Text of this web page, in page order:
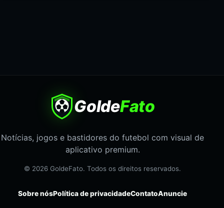
GoldeFato
Notícias, jogos e bastidores do futebol com visual de
aplicativo premium.
© 2026 GoldeFato. Todos os direitos reservados.
Sobre nósPolítica de privacidadeContatoAnuncie